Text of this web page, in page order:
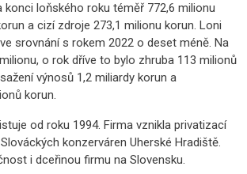
loňského roku téměř 772,6 milionu
a cizí zdroje 273,1 milionu korun. Loni
srovnání s rokem 2022 o deset méně. Na
o rok dříve to bylo zhruba 113 milionů
výnosů 1,2 miliardy korun a
korun.
od roku 1994. Firma vznikla privatizací
konzerváren Uherské Hradiště.
i dceřinou firmu na Slovensku.